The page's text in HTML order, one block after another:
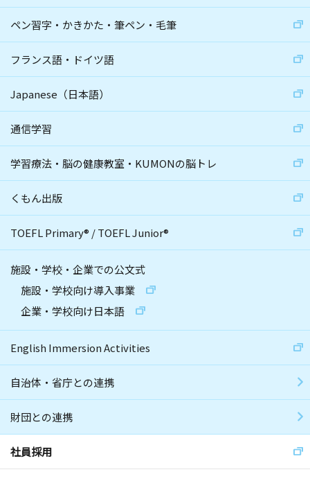
ペン習字・かきかた・筆ペン・毛筆
フランス語・ドイツ語
Japanese（日本語）
通信学習
学習療法・脳の健康教室・KUMONの脳トレ
くもん出版
TOEFL Primary® /TOEFL Junior®
施設・学校・企業での公文式
施設・学校向け導入事業
企業・学校向け日本語
English Immersion Activities
自治体・省庁との連携
財団との連携
社員採用